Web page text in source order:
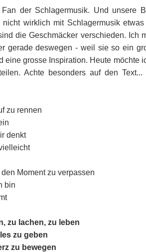
der Schlagermusik. Und unsere
wirklich mit Schlagermusik
die Geschmäcker verschieden. Ich
gerade deswegen - weil sie so ein
eine grosse Inspiration. Heute möchte
Achte besonders auf den
zu rennen
denkt
Moment zu verpassen
bin
zu lachen, zu leben
zu geben
zu bewegen